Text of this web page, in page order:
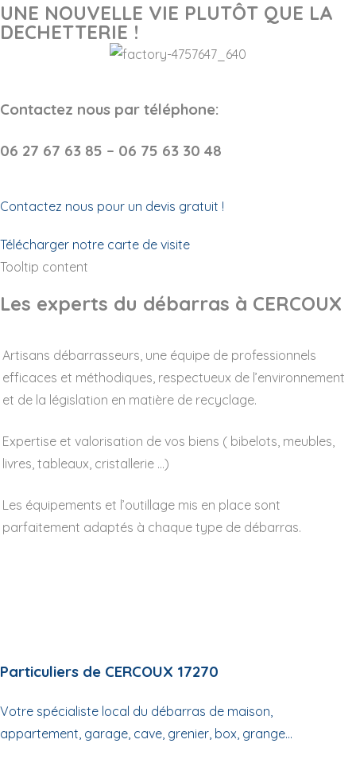
UNE NOUVELLE VIE PLUTÔT QUE LA
DECHETTERIE !
Contactez nous par téléphone:
06 27 67 63 85 – 06 75 63 30 48
Contactez nous pour un devis gratuit !
Télécharger notre carte de visite
Tooltip content
Les experts du débarras à CERCOUX
Artisans débarrasseurs, une équipe de professionnels
efficaces et méthodiques, respectueux de l’environnement
et de la législation en matière de recyclage.
Expertise et valorisation de vos biens ( bibelots, meubles,
livres, tableaux, cristallerie …)
Les équipements et l’outillage mis en place sont
parfaitement adaptés à chaque type de débarras.
Particuliers de CERCOUX 17270
Votre spécialiste local du débarras de maison,
appartement, garage, cave, grenier, box, grange...